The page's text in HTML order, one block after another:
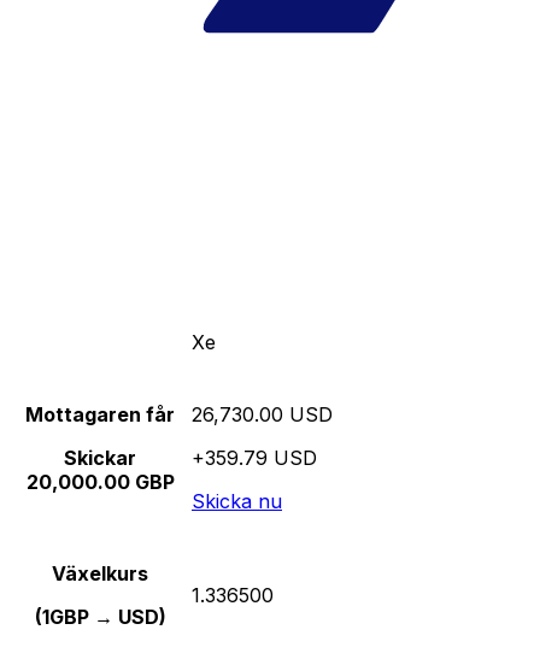
Xe
Mottagaren får
Skickar
20,000.00 GBP
26,730.00 USD
+359.79 USD
Skicka nu
Växelkurs
(1GBP → USD)
1.336500